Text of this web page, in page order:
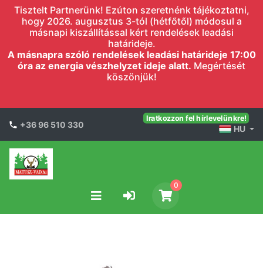
Tisztelt Partnerünk! Ezúton szeretnénk tájékoztatni,
hogy 2026. augusztus 3-tól (hétfőtől) módosul a
másnapi kiszállítással kért rendelések leadási
határideje.
A másnapra szóló rendelések leadási határideje 17:00
óra az energia vészhelyzet ideje alatt. Megértését
köszönjük!
+36 96 510 330
Iratkozzon fel hírlevelünkre!
HU
0